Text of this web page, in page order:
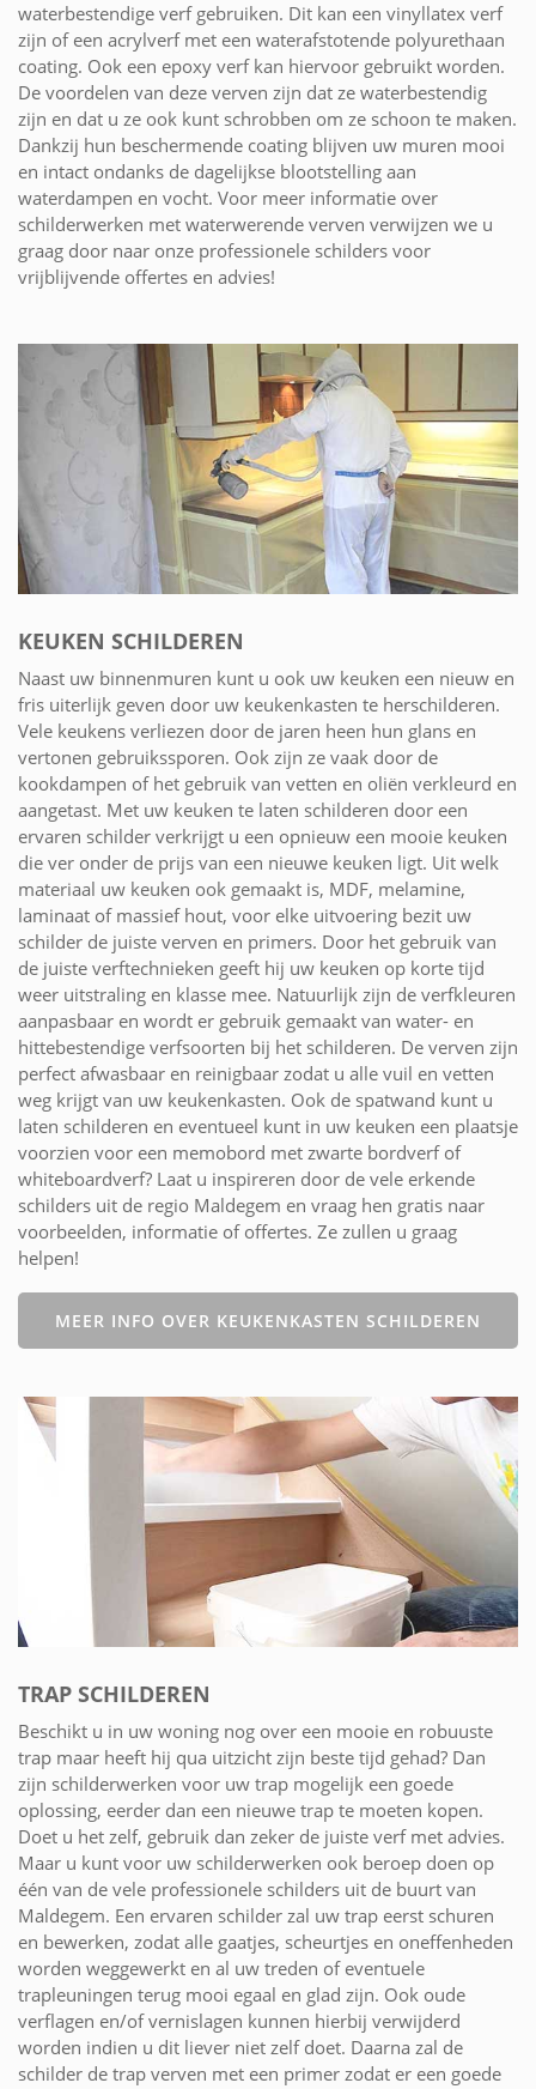
waterbestendige verf gebruiken. Dit kan een vinyllatex verf
zijn of een acrylverf met een waterafstotende polyurethaan
coating. Ook een epoxy verf kan hiervoor gebruikt worden.
De voordelen van deze verven zijn dat ze waterbestendig
zijn en dat u ze ook kunt schrobben om ze schoon te maken.
Dankzij hun beschermende coating blijven uw muren mooi
en intact ondanks de dagelijkse blootstelling aan
waterdampen en vocht. Voor meer informatie over
schilderwerken met waterwerende verven verwijzen we u
graag door naar onze professionele schilders voor
vrijblijvende offertes en advies!
KEUKEN SCHILDEREN
Naast uw binnenmuren kunt u ook uw keuken een nieuw en
fris uiterlijk geven door uw keukenkasten te herschilderen.
Vele keukens verliezen door de jaren heen hun glans en
vertonen gebruikssporen. Ook zijn ze vaak door de
kookdampen of het gebruik van vetten en oliën verkleurd en
aangetast. Met uw keuken te laten schilderen door een
ervaren schilder verkrijgt u een opnieuw een mooie keuken
die ver onder de prijs van een nieuwe keuken ligt. Uit welk
materiaal uw keuken ook gemaakt is, MDF, melamine,
laminaat of massief hout, voor elke uitvoering bezit uw
schilder de juiste verven en primers. Door het gebruik van
de juiste verftechnieken geeft hij uw keuken op korte tijd
weer uitstraling en klasse mee. Natuurlijk zijn de verfkleuren
aanpasbaar en wordt er gebruik gemaakt van water- en
hittebestendige verfsoorten bij het schilderen. De verven zijn
perfect afwasbaar en reinigbaar zodat u alle vuil en vetten
weg krijgt van uw keukenkasten. Ook de spatwand kunt u
laten schilderen en eventueel kunt in uw keuken een plaatsje
voorzien voor een memobord met zwarte bordverf of
whiteboardverf? Laat u inspireren door de vele erkende
schilders uit de regio Maldegem en vraag hen gratis naar
voorbeelden, informatie of offertes. Ze zullen u graag
helpen!
MEER INFO OVER KEUKENKASTEN SCHILDEREN
TRAP SCHILDEREN
Beschikt u in uw woning nog over een mooie en robuuste
trap maar heeft hij qua uitzicht zijn beste tijd gehad? Dan
zijn schilderwerken voor uw trap mogelijk een goede
oplossing, eerder dan een nieuwe trap te moeten kopen.
Doet u het zelf, gebruik dan zeker de juiste verf met advies.
Maar u kunt voor uw schilderwerken ook beroep doen op
één van de vele professionele schilders uit de buurt van
Maldegem. Een ervaren schilder zal uw trap eerst schuren
en bewerken, zodat alle gaatjes, scheurtjes en oneffenheden
worden weggewerkt en al uw treden of eventuele
trapleuningen terug mooi egaal en glad zijn. Ook oude
verflagen en/of vernislagen kunnen hierbij verwijderd
worden indien u dit liever niet zelf doet. Daarna zal de
schilder de trap verven met een primer zodat er een goede